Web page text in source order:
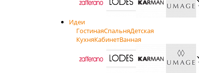
Идеи
ГостинаяСпальняДетская
КухняКабинетВанная